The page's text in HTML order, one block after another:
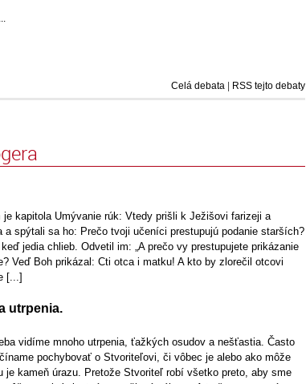
Celá debata RSS tejto debaty
je kapitola Umývanie rúk: Vtedy prišli k Ježišovi farizeji a
a spýtali sa ho: Prečo tvoji učeníci prestupujú podanie starších?
jedia chlieb. Odvetil im: „A prečo vy prestupujete prikázanie
Veď Boh prikázal: Cti otca i matku! A kto by zlorečil otcovi
[...]
utrpenia.
vidíme mnoho utrpenia, ťažkých osudov a nešťastia. Často
pochybovať o Stvoriteľovi, či vôbec je alebo ako môže
je kameň úrazu. Pretože Stvoriteľ robí všetko preto, aby sme